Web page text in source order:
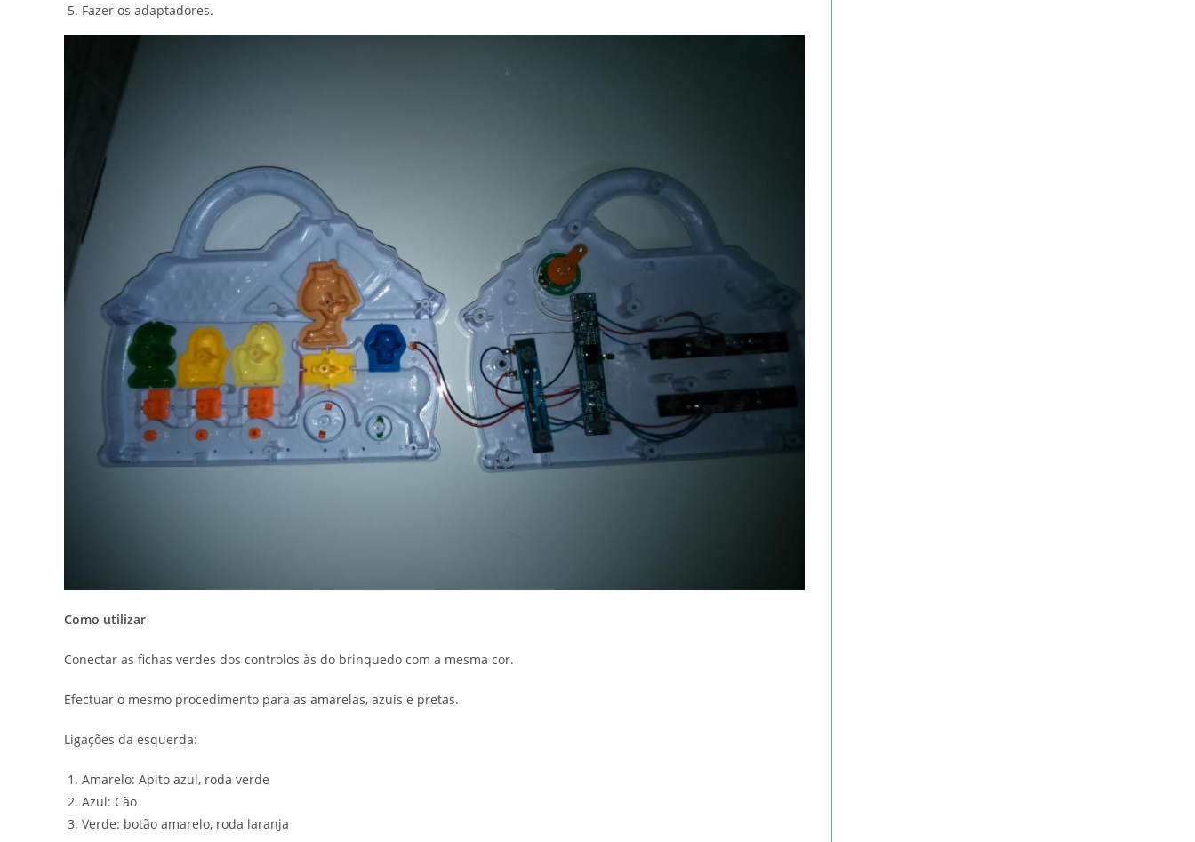
Fazer os adaptadores.
Como utilizar
Conectar as fichas verdes dos controlos às do brinquedo com a mesma cor.
Efectuar o mesmo procedimento para as amarelas, azuis e pretas.
Ligações da esquerda:
Amarelo: Apito azul, roda verde
Azul: Cão
Verde: botão amarelo, roda laranja